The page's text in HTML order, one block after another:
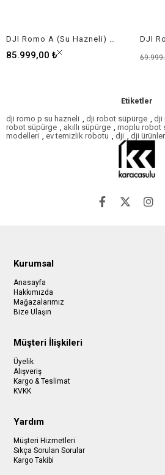
85.999,00 ₺
DJI
Etiketler
dji romo p su hazneli
dji robot süpürge dji
robot süpürge
akıllı süpürge moplu robot
modelleri
ev temizlik robotu dji dji
Kurumsal
Anasayfa
Hakkımızda
Mağazalarımız
Bize Ulaşın
Müşteri İlişkileri
Üyelik
Alışveriş
Kargo & Teslimat
KVKK
Yardım
Müşteri Hizmetleri
Sıkça Sorulan Sorular
Kargo Takibi